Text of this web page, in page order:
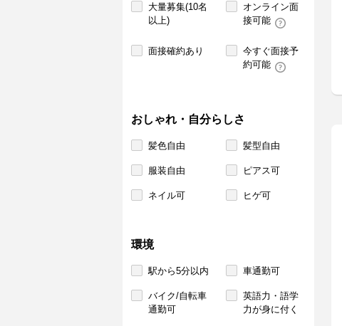
大量募集(10名
以上)
オンライン面
接可能
面接確約あり
今すぐ面接予
約可能
おしゃれ・自分らしさ
髪色自由 髪型自由
服装自由 ピアス可
ネイル可 ヒゲ可
環境
駅から5分以内 車通勤可
バイク/自転車
通勤可
英語力・語学
力が身に付く